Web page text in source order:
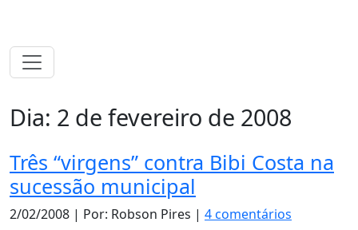
Dia: 2 de fevereiro de 2008
Três “virgens” contra Bibi Costa na
sucessão municipal
2/02/2008 | Por: Robson Pires | 4 comentários